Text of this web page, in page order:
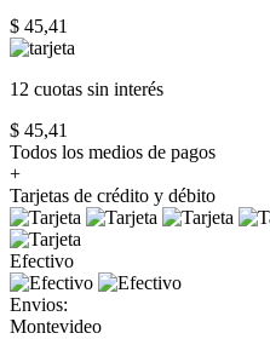
$ 45,41
12 cuotas sin interés
$ 45,41
Todos los medios de pagos
+
Tarjetas de crédito y débito
Efectivo
Envios:
Montevideo